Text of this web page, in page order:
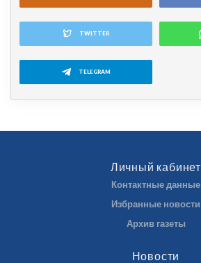
TWITTER
TELEGRAM
Личный кабинет
Контактные данные
Избранные новости
Архив газеты
Новости